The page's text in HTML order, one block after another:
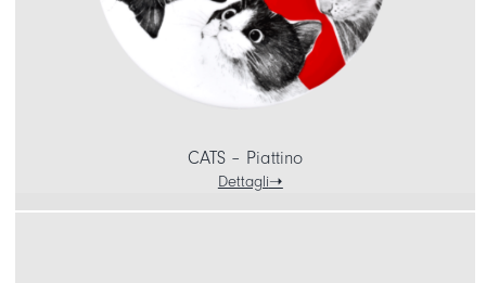
CATS – Piattino
Dettagli